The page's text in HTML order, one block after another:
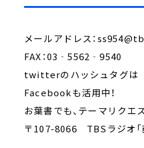
メールアドレス：
FAX：03‐5562‐9540
twitterのハッシュタグ
Facebookも活用中！
お葉書でも、テーマリクエ
〒107-8066 TBSラジオ「